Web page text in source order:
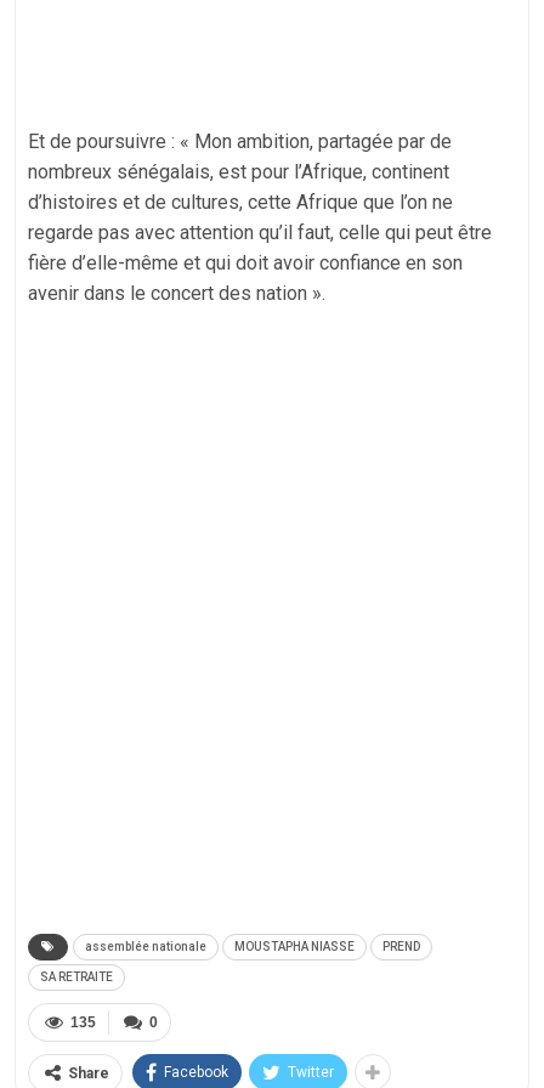
Et de poursuivre : « Mon ambition, partagée par de
nombreux sénégalais, est pour l’Afrique, continent
d’histoires et de cultures, cette Afrique que l’on ne
regarde pas avec attention qu’il faut, celle qui peut être
fière d’elle-même et qui doit avoir confiance en son
avenir dans le concert des nation ».
assemblée nationale MOUSTAPHA NIASSE PREND
SA RETRAITE
0
135
Share Facebook Twitter